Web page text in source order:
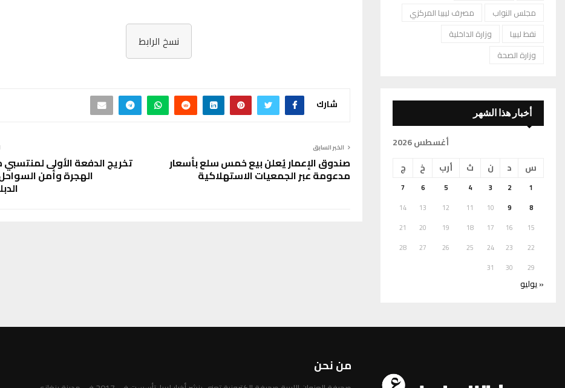
نسخ الرابط
شارك
الخبر السابق
صندوق الإعمار يُعلن بيع خمس سلع بأسعار
مدعومة عبر الجمعيات الاستهلاكية
تخريج الدفعة الأولى
الهجرة وأمن
مجلس النواب
مصرف ليبيا المركزي
نفط ليبيا
وزارة الداخلية
وزارة الصحة
أخبار هذا الشهر
أغسطس 2026
س
د ن ث أرب خ ج
1
2
3
4
5
6
7
8
9
10
11
12
13
14
15
16
17
18
19
20
21
22
23
24
25
26
27
28
29
30
31
« يوليو
من نحن